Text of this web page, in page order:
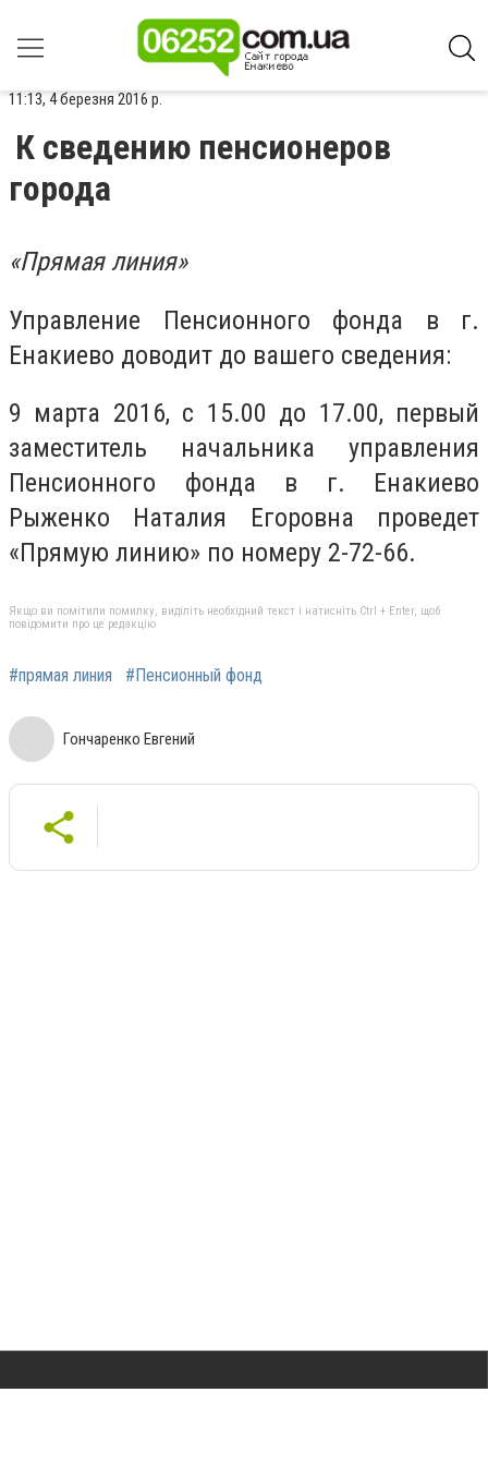
11:13, 4 березня 2016 р.
К сведению пенсионеров
города
«Прямая линия»
Управление Пенсионного фонда в г.
Енакиево доводит до вашего сведения:
9 марта 2016, с 15.00 до 17.00, первый
заместитель начальника управления
Пенсионного фонда в г. Енакиево
Рыженко Наталия Егоровна проведет
«Прямую линию» по номеру 2-72-66.
Якщо ви помітили помилку, виділіть необхідний текст і натисніть Ctrl + Enter, щоб
повідомити про це редакцію
#прямая линия #Пенсионный фонд
Гончаренко Евгений